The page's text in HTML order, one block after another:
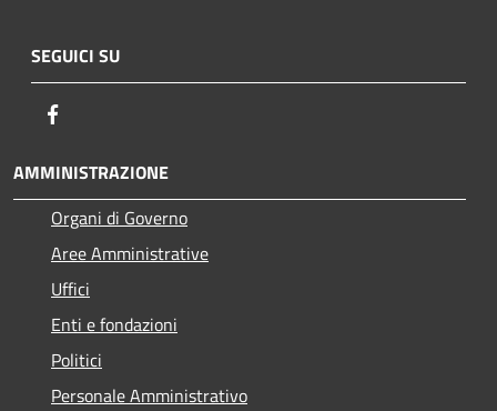
SEGUICI SU
AMMINISTRAZIONE
Organi di Governo
Aree Amministrative
Uffici
Enti e fondazioni
Politici
Personale Amministrativo